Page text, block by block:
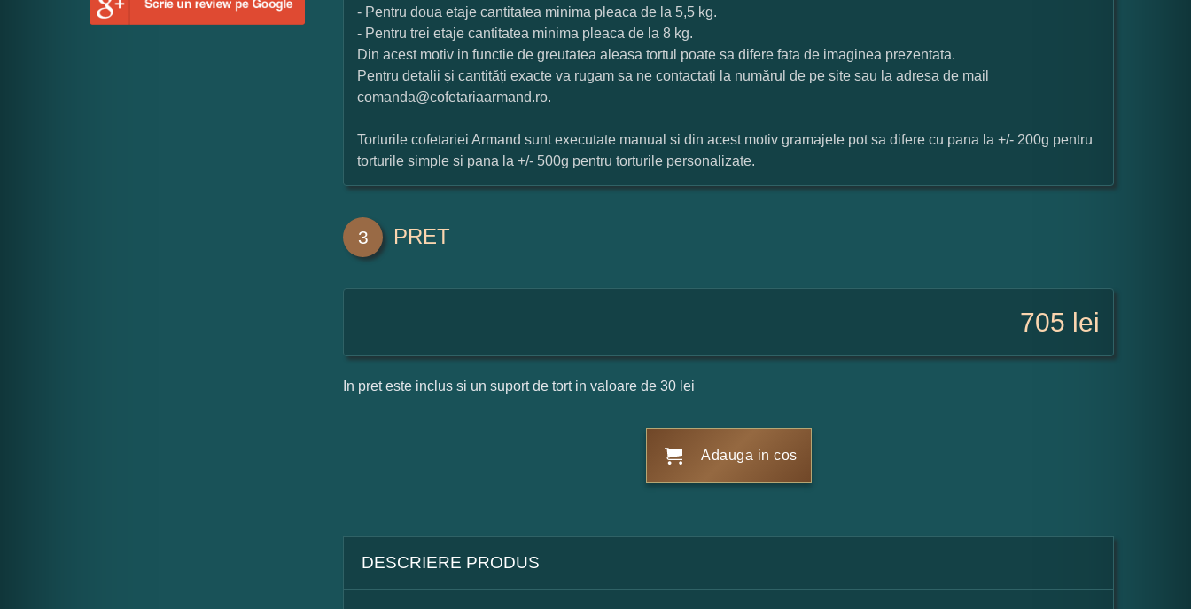
- Pentru doua etaje cantitatea minima pleaca de la 5,5 kg.
- Pentru trei etaje cantitatea minima pleaca de la 8 kg.
Din acest motiv in functie de greutatea aleasa tortul poate sa difere fata de imaginea prezentata.
Pentru detalii și cantități exacte va rugam sa ne contactați la numărul de pe site sau la adresa de mail
comanda@cofetariaarmand.ro.
Torturile cofetariei Armand sunt executate manual si din acest motiv gramajele pot sa difere cu pana la +/- 200g pentru
torturile simple si pana la +/- 500g pentru torturile personalizate.
3 PRET
705 lei
In pret este inclus si un suport de tort in valoare de 30 lei
Adauga in cos
DESCRIERE PRODUS